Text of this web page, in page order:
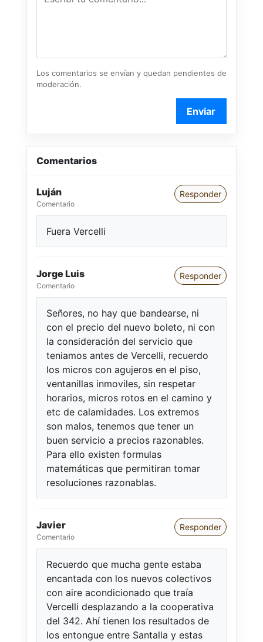
Los comentarios se envían y quedan pendientes de
moderación.
Enviar
Comentarios
Luján
Comentario
Responder
Fuera Vercelli
Jorge Luis
Comentario
Responder
Señores, no hay que bandearse, ni
con el precio del nuevo boleto, ni con
la consideración del servicio que
teniamos antes de Vercelli, recuerdo
los micros con agujeros en el piso,
ventanillas inmoviles, sin respetar
horarios, micros rotos en el camino y
etc de calamidades. Los extremos
son malos, tenemos que tener un
buen servicio a precios razonables.
Para ello existen formulas
matemáticas que permitiran tomar
resoluciones razonablas.
Javier
Comentario
Responder
Recuerdo que mucha gente estaba
encantada con los nuevos colectivos
con aire acondicionado que traía
Vercelli desplazando a la cooperativa
del 342. Ahí tienen los resultados de
los entongue entre Santalla y estas